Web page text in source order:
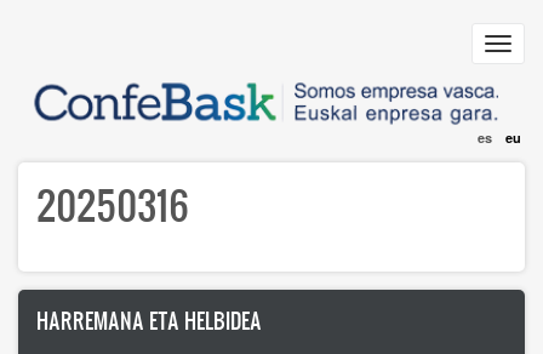
content
es eu
20250316
HARREMANA ETA HELBIDEA